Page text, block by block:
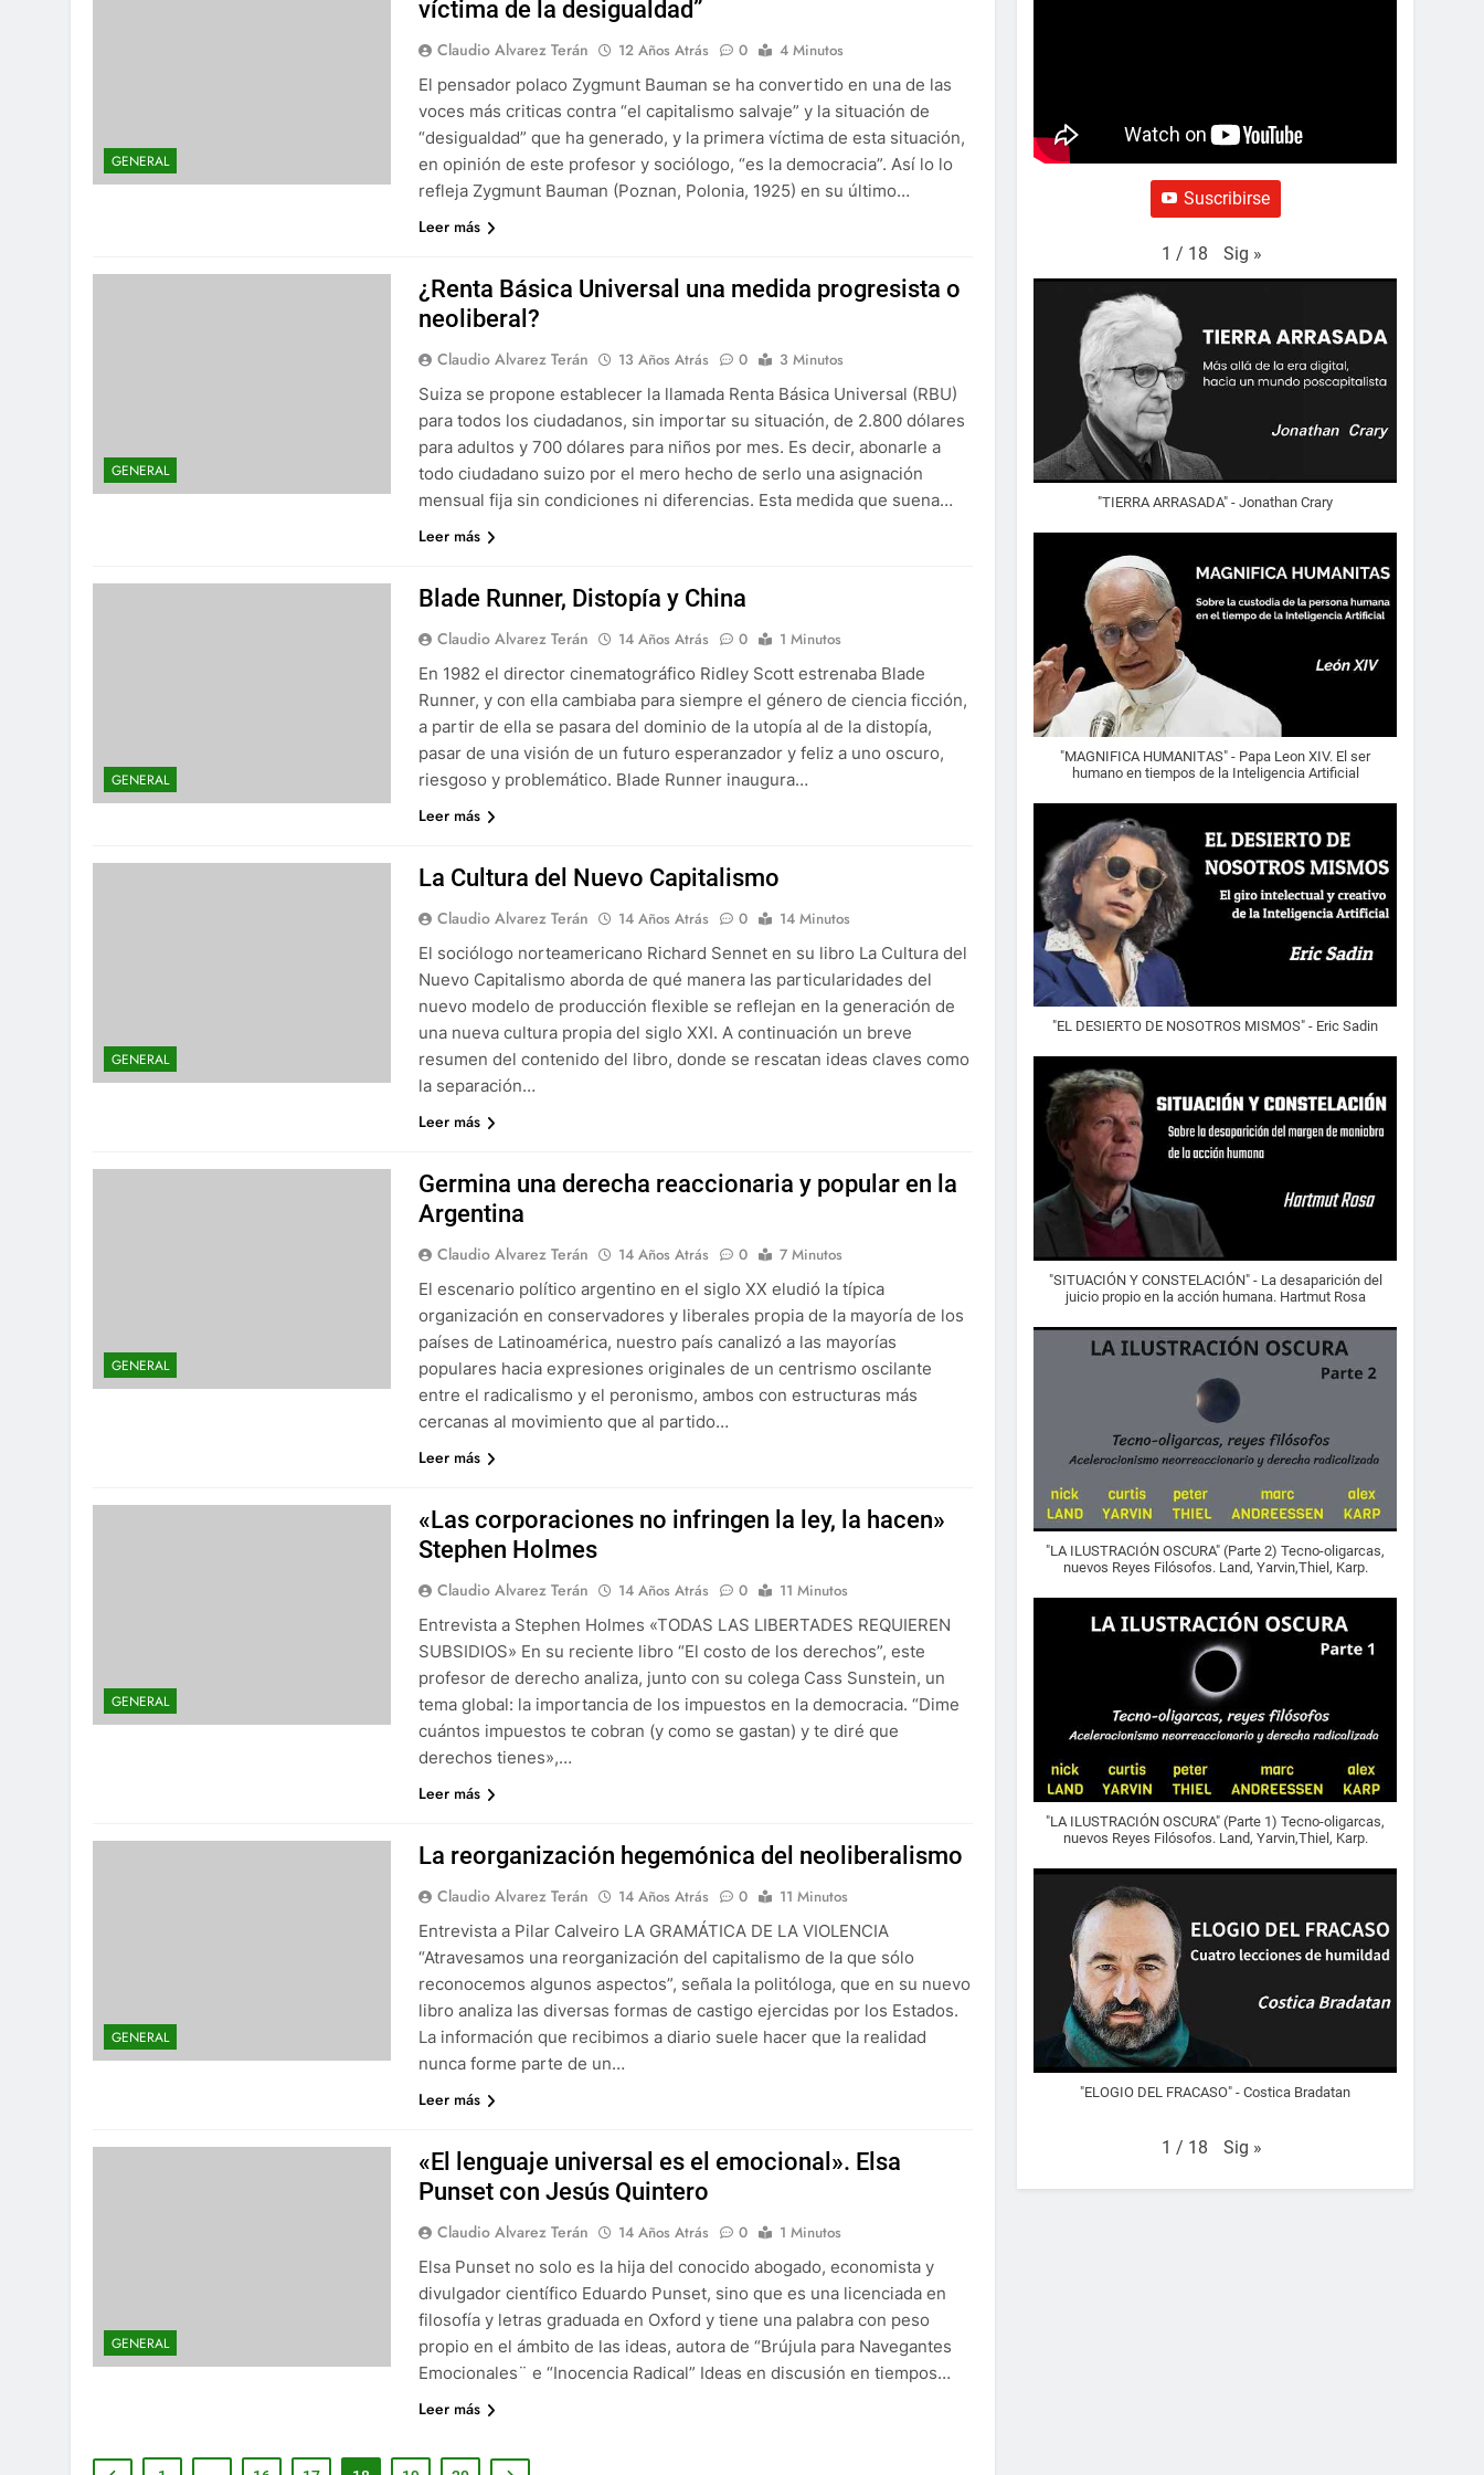
GENERAL
víctima de la desigualdad”
Claudio Alvarez Terán 12 Años Atrás 0
4 Minutos
El pensador polaco Zygmunt Bauman se ha convertido en una de las
voces más criticas contra “el capitalismo salvaje” y la situación de
“desigualdad” que ha generado, y la primera víctima de esta situación,
en opinión de este profesor y sociólogo, “es la democracia”. Así lo lo
refleja Zygmunt Bauman (Poznan, Polonia, 1925) en su último…
Leer más
GENERAL
¿Renta Básica Universal una medida progresista o
neoliberal?
Claudio Alvarez Terán 13 Años Atrás 0
3 Minutos
Suiza se propone establecer la llamada Renta Básica Universal (RBU)
para todos los ciudadanos, sin importar su situación, de 2.800 dólares
para adultos y 700 dólares para niños por mes. Es decir, abonarle a
todo ciudadano suizo por el mero hecho de serlo una asignación
mensual fija sin condiciones ni diferencias. Esta medida que suena…
Leer más
GENERAL
Blade Runner, Distopía y China
Claudio Alvarez Terán 14 Años Atrás 0
1 Minutos
En 1982 el director cinematográfico Ridley Scott estrenaba Blade
Runner, y con ella cambiaba para siempre el género de ciencia ficción,
a partir de ella se pasara del dominio de la utopía al de la distopía,
pasar de una visión de un futuro esperanzador y feliz a uno oscuro,
riesgoso y problemático. Blade Runner inaugura…
Leer más
GENERAL
La Cultura del Nuevo Capitalismo
Claudio Alvarez Terán 14 Años Atrás 0
14 Minutos
El sociólogo norteamericano Richard Sennet en su libro La Cultura del
Nuevo Capitalismo aborda de qué manera las particularidades del
nuevo modelo de producción flexible se reflejan en la generación de
una nueva cultura propia del siglo XXI. A continuación un breve
resumen del contenido del libro, donde se rescatan ideas claves como
la separación…
Leer más
GENERAL
Germina una derecha reaccionaria y popular en la
Argentina
Claudio Alvarez Terán 14 Años Atrás 0
7 Minutos
El escenario político argentino en el siglo XX eludió la típica
organización en conservadores y liberales propia de la mayoría de los
países de Latinoamérica, nuestro país canalizó a las mayorías
populares hacia expresiones originales de un centrismo oscilante
entre el radicalismo y el peronismo, ambos con estructuras más
cercanas al movimiento que al partido…
Leer más
GENERAL
«Las corporaciones no infringen la ley, la hacen»
Stephen Holmes
Claudio Alvarez Terán 14 Años Atrás 0
11 Minutos
Entrevista a Stephen Holmes «TODAS LAS LIBERTADES REQUIEREN
SUBSIDIOS» En su reciente libro “El costo de los derechos”, este
profesor de derecho analiza, junto con su colega Cass Sunstein, un
tema global: la importancia de los impuestos en la democracia. “Dime
cuántos impuestos te cobran (y como se gastan) y te diré que
derechos tienes»,…
Leer más
GENERAL
La reorganización hegemónica del neoliberalismo
Claudio Alvarez Terán 14 Años Atrás 0
11 Minutos
Entrevista a Pilar Calveiro LA GRAMÁTICA DE LA VIOLENCIA
“Atravesamos una reorganización del capitalismo de la que sólo
reconocemos algunos aspectos”, señala la politóloga, que en su nuevo
libro analiza las diversas formas de castigo ejercidas por los Estados.
La información que recibimos a diario suele hacer que la realidad
nunca forme parte de un…
Leer más
GENERAL
«El lenguaje universal es el emocional». Elsa
Punset con Jesús Quintero
Claudio Alvarez Terán 14 Años Atrás 0
1 Minutos
Elsa Punset no solo es la hija del conocido abogado, economista y
divulgador científico Eduardo Punset, sino que es una licenciada en
filosofía y letras graduada en Oxford y tiene una palabra con peso
propio en el ámbito de las ideas, autora de “Brújula para Navegantes
Emocionales¨ e “Inocencia Radical” Ideas en discusión en tiempos…
Leer más
Suscribirse
1 / 18 Sig »
"TIERRA ARRASADA" - Jonathan Crary
"MAGNIFICA HUMANITAS" - Papa Leon XIV. El ser
humano en tiempos de la Inteligencia Artificial
"EL DESIERTO DE NOSOTROS MISMOS" - Eric Sadin
"SITUACIÓN Y CONSTELACIÓN" - La desaparición del
juicio propio en la acción humana. Hartmut Rosa
"LA ILUSTRACIÓN OSCURA" (Parte 2) Tecno-oligarcas,
nuevos Reyes Filósofos. Land, Yarvin,Thiel, Karp.
"LA ILUSTRACIÓN OSCURA" (Parte 1) Tecno-oligarcas,
nuevos Reyes Filósofos. Land, Yarvin,Thiel, Karp.
"ELOGIO DEL FRACASO" - Costica Bradatan
1 / 18 Sig »